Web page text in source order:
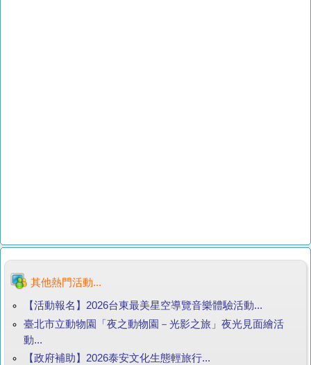
其他熱門活動...
【活動報名】2026台東最美星空導覽音樂體驗活動...
臺北市立動物園「夜之動物園－光影之旅」夜光見面繪活
動...
【政府補助】2026泰安文化生態輕旅行...